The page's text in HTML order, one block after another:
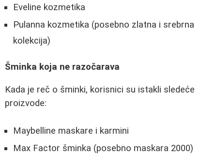
Eveline kozmetika
Pulanna kozmetika (posebno zlatna i srebrna
kolekcija)
Šminka koja ne razočarava
Kada je reč o šminki, korisnici su istakli sledeće
proizvode:
Maybelline maskare i karmini
Max Factor šminka (posebno maskara 2000)